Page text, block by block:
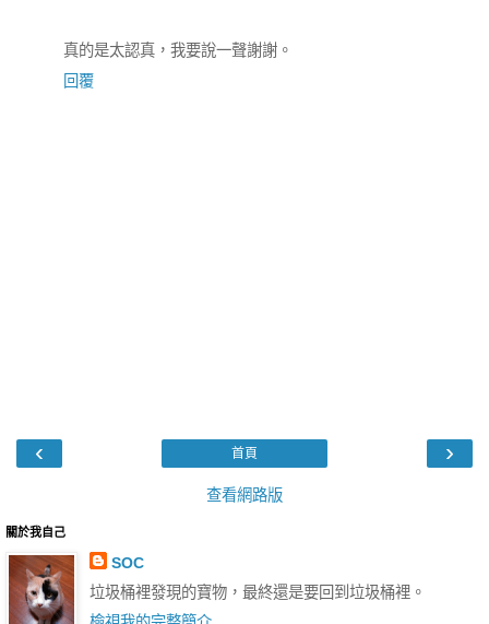
真的是太認真，我要說一聲謝謝。
回覆
‹ ›
首頁
查看網路版
關於我自己
SOC
垃圾桶裡發現的寶物，最終還是要回到垃圾桶裡。